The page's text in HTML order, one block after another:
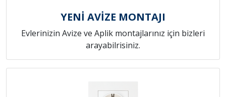
YENİ AVİZE MONTAJI
Evlerinizin Avize ve Aplik montajlarınız için bizleri
arayabilrisiniz.